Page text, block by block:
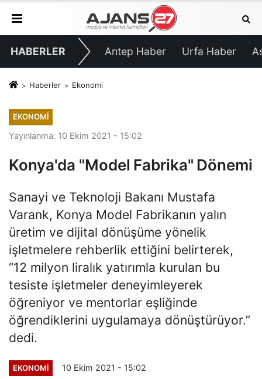
HABERLER Antep Haber Urfa Haber
Haberler Ekonomi
EKONOMI
Yayınlanma: 10 Ekim 2021 - 15:02
Konya'da "Model Fabrika" Dönemi
Sanayi ve Teknoloji Bakanı Mustafa
Varank, Konya Model Fabrikanın yalın
üretim ve dijital dönüşüme yönelik
işletmelere rehberlik ettiğini belirterek,
“12 milyon liralık yatırımla kurulan bu
tesiste işletmeler deneyimleyerek
öğreniyor ve mentorlar eşliğinde
öğrendiklerini uygulamaya dönüştürüyor.”
dedi.
EKONOMI 10 Ekim 2021 - 15:02